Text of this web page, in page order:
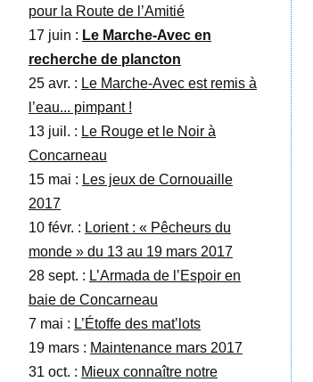
pour la Route de l’Amitié
17 juin : Le Marche-Avec en
recherche de plancton
25 avr. : Le Marche-Avec est remis à
l’eau... pimpant !
13 juil. : Le Rouge et le Noir à
Concarneau
15 mai : Les jeux de Cornouaille
2017
10 févr. : Lorient : « Pêcheurs du
monde » du 13 au 19 mars 2017
28 sept. : L’Armada de l’Espoir en
baie de Concarneau
7 mai : L’Étoffe des mat’lots
19 mars : Maintenance mars 2017
31 oct. : Mieux connaître notre